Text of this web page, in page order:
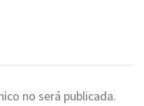
no será publicada.